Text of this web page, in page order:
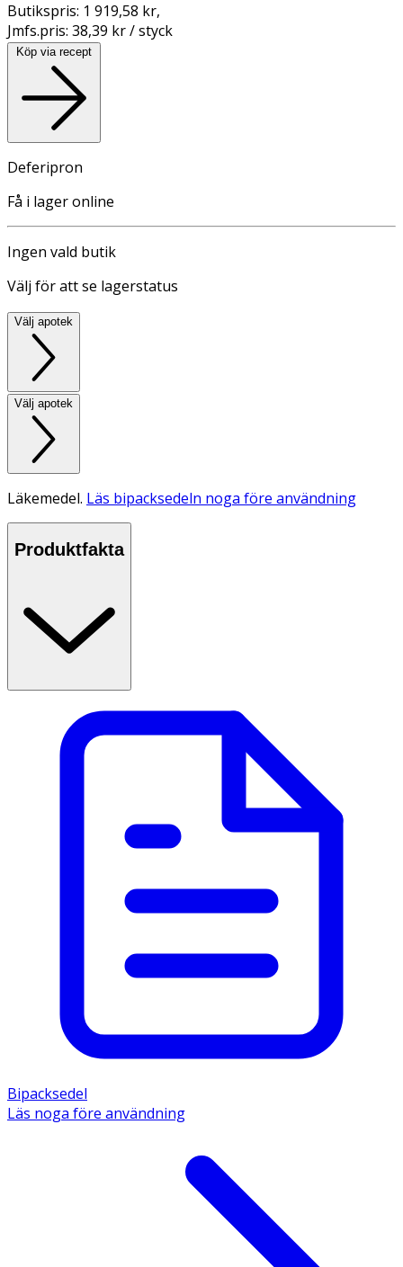
Butikspris: 1 919,58 kr,
Jmfs.pris: 38,39 kr / styck
Köp via recept
Deferipron
Få i lager online
Ingen vald butik
Välj för att se lagerstatus
Välj apotek
Välj apotek
Läkemedel. Läs bipacksedeln noga före användning
Produktfakta
Bipacksedel
Läs noga före användning